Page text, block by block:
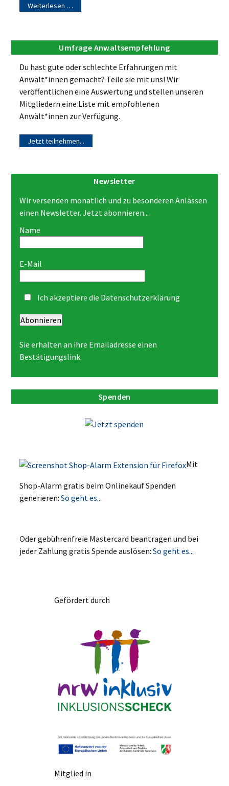
Weiterlesen …
Umfrage Anwaltsempfehlung
Du hast gute oder schlechte Erfahrungen mit
Anwält*innen gemacht? Teile sie mit uns! Wir
veröffentlichen eine Auswertung und stellen unseren
Mitgliedern eine Liste mit empfohlenen
Anwält*innen zur Verfügung.
Jetzt teilnehmen...
Newsletter
Wir versenden monatlich und zu besonderen Anlässen
einen Newsletter. Jetzt abonnieren...
Name
E-Mail
Ich akzeptiere die Datenschutzerklärung
Abonnieren
Sie erhalten an ihre Emailadresse einen
Bestätigungslink.
Spenden
Mit
Shop-Alarm gratis beim Onlinekauf Spenden
generieren:So geht es...
Oder gebührenfreie Mastercard beantragen und bei
jeder Zahlung gratis Spende auslösen:So geht es...
Gefördert durch
Mitglied in